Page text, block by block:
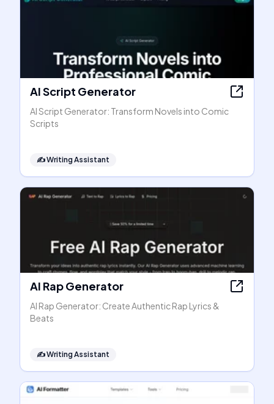
AI Script Generator
AI Script Generator: Transform Novels into Comic
Scripts
✍️Writing Assistant
AI Rap Generator
AI Rap Generator: Create Authentic Rap Lyrics &
Beats
✍️Writing Assistant